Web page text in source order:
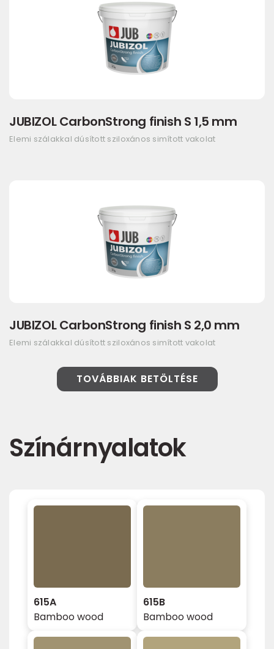
JUBIZOL CarbonStrong finish S 1,5 mm
Elemi szálakkal dúsított sziloxános simított vakolat
JUBIZOL CarbonStrong finish S 2,0 mm
Elemi szálakkal dúsított sziloxános simított vakolat
TOVÁBBIAK BETÖLTÉSE
Színárnyalatok
615A
Bamboo wood
615B
Bamboo wood